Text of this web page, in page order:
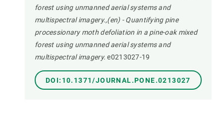
forest using unmanned aerial systems and
multispectral imagery.,(en) - Quantifying pine
processionary moth defoliation in a pine-oak mixed
forest using unmanned aerial systems and
multispectral imagery. e0213027-19
DOI:10.1371/JOURNAL.PONE.0213027